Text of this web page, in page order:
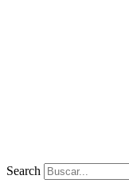
Search